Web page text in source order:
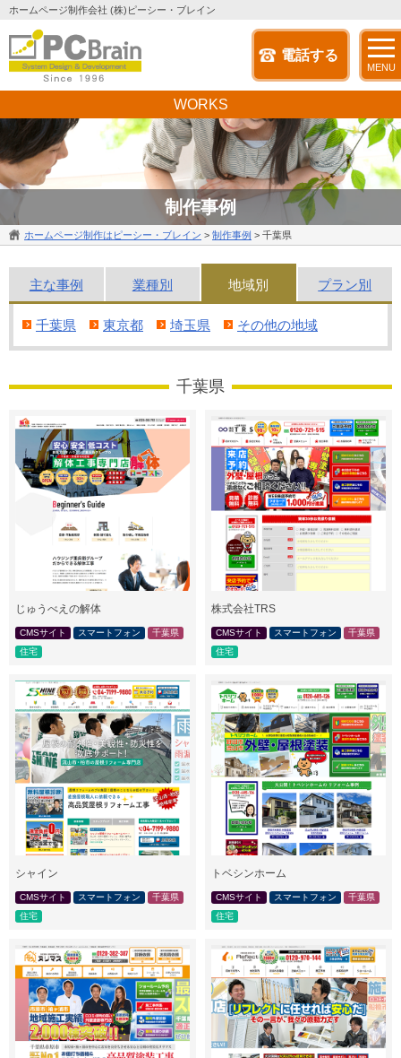
ホームページ制作会社 (株)ピーシー・ブレイン
電話する
MENU
制作事例
WORKS
ホームページ制作はピーシー・ブレイン > 制作事例 > 千葉県
主な事例 業種別 地域別 プラン別
千葉県 東京都 埼玉県 その他の地域
千葉県
じゅうべえの解体
CMSサイト スマートフォン
千葉県
住宅
株式会社TRS
CMSサイト スマートフォン
千葉県
住宅
シャイン
CMSサイト スマートフォン
千葉県
住宅
トベシンホーム
CMSサイト スマートフォン
千葉県
住宅